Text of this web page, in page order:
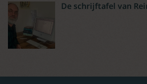
De schrijftafel van